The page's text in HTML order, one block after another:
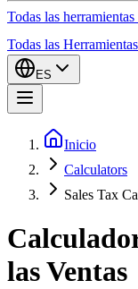
Todas las
Todas las Herramientas
ES
Inicio
Calculators
Sales Tax
las Ventas